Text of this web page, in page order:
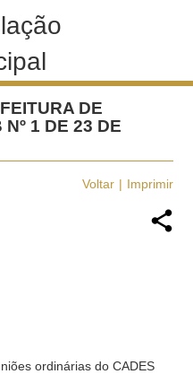
DE
1 DE 23 DE
Voltar Imprimir
ordinárias do CADES